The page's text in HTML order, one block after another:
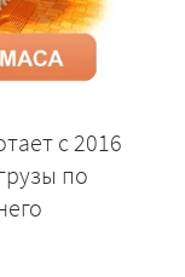
с 2016
по